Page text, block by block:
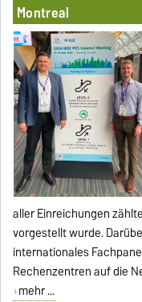
Montreal
aller Einreichungen
vorgestellt wurde.
internationales
Rechenzentren auf die
mehr ...